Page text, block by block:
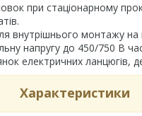
при стаціонарному
внутрішнього монтажу
напругу до 450/750 В
електричних ланцюгів,
Характеристики